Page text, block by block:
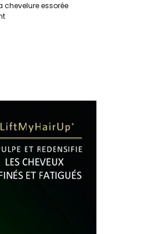
chevelure essorée